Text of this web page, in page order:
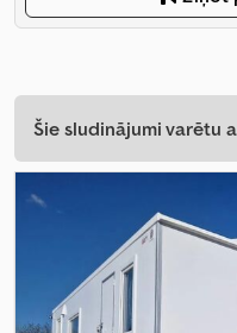
Šie sludinājumi varētu